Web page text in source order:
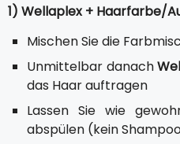
1) Wellaplex + Haarfarbe/
Mischen Sie die
Unmittelbar danach
das Haar auftragen
Lassen Sie wie
abspülen (kein